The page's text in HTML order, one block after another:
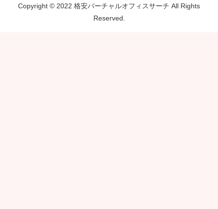
Copyright © 2022 格安バーチャルオフィスサーチ All Rights
Reserved.